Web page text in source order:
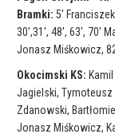
Bramki: 5′
30′,31′, 48′, 63′, 70′
Jonasz Miśkowicz,
Okocimski KS:
Jagielski, Tymoteusz
Zdanowski,
Jonasz Miśkowicz,